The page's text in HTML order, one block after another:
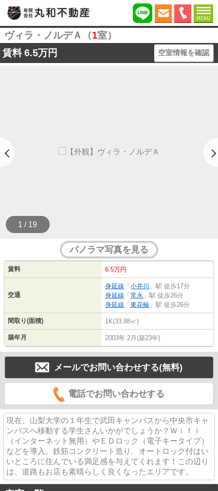
MENU
ヴィラ・ノルデＡ（1室）
賃料 6.5万円 空室情報を確認
1 / 19
パノラマ写真を見る
賃料 6.5万円
交通
身延線 「 小井川 」駅 徒歩17分
身延線 「 常永 」駅 徒歩26分
身延線 「 東花輪 」駅 徒歩26分
間取り(面積) 1K(33.88㎡)
築年月 2003年 2月(築23年)
メールでお問い合わせする(無料)
電話でお問い合わせする
現在、山梨大学の１年生で武田キャンパスから中央市キャ
ンバスへ移動する学生さんいかがでしょうか？Ｗｉｆｉ
（インターネット無用）やＥＤロック（電子キータイプ）
などを導入。鉄筋コンクリート造り、オートロック付はい
いところに住んでいる満足感を与えてくれます！この辺り
は、道路もお店も素晴らしく良くなったエリアです。